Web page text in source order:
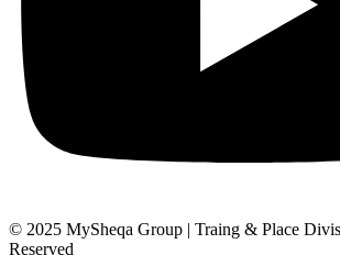
© 2025 MySheqa Group | Traing & Place
Reserved